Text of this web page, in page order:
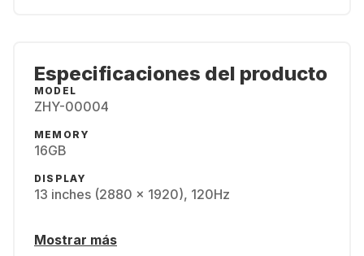
Especificaciones del producto
MODEL
ZHY-00004
MEMORY
16GB
DISPLAY
13 inches (2880 x 1920), 120Hz
Mostrar más